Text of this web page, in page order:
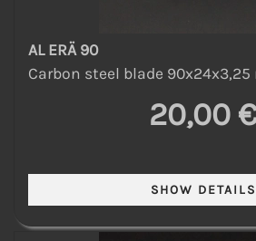
AL ERÄ 90
Carbon steel blade 90x24x3,25
20,00